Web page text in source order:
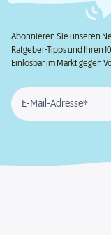
Abonnieren Sie unseren
Ratgeber-Tipps und Ihren
Einlösbar im Markt gegen
E-Mail-Adresse*